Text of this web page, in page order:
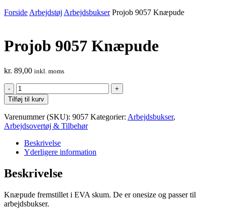
Forside Arbejdstøj Arbejdsbukser Projob 9057 Knæpude
Projob 9057 Knæpude
kr. 89,00 inkl. moms
Projob
9057
Knæpude
antal
Tilføj til kurv
Varenummer (SKU): 9057 Kategorier: Arbejdsbukser,
Arbejdsovertøj & Tilbehør
Beskrivelse
Yderligere information
Beskrivelse
Knæpude fremstillet i EVA skum. De er onesize og passer til
arbejdsbukser.